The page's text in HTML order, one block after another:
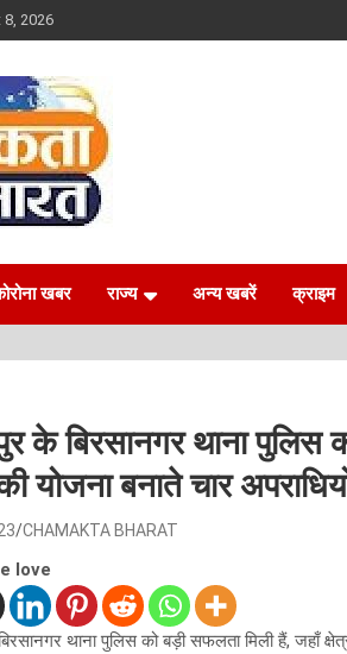
8, 2026
BHARAT
खबर राज्य अन्य खबरें क्राइम
के बिरसानगर थाना पुलिस
योजना बनाते चार
CHAMAKTA BHARAT
love
थाना पुलिस को बड़ी सफलता मिली हैं, जहाँ